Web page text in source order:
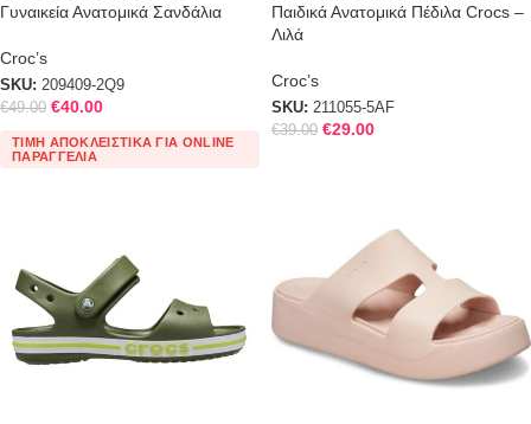
Γυναικεία Ανατομικά Σανδάλια
Croc’s
SKU: 209409-2Q9
€49.00 €40.00
ΤΙΜΉ ΑΠΟΚΛΕΙΣΤΙΚΆ ΓΙΑ ONLINE
ΠΑΡΑΓΓΕΛΊΑ
Παιδικά Ανατομικά Πέδιλα Crocs –
Λιλά
Croc’s
SKU: 211055-5AF
€39.00 €29.00